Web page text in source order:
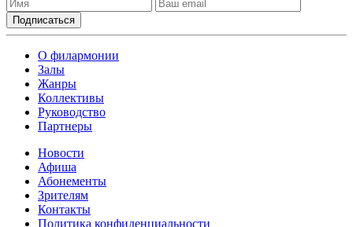
О филармонии
Залы
Жанры
Коллективы
Руководство
Партнеры
Новости
Афиша
Абонементы
Зрителям
Контакты
Политика конфиденциальности